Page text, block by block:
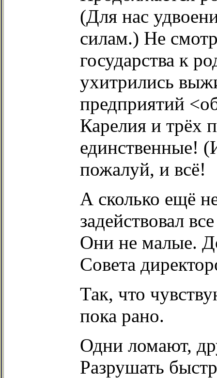
(Для нас
силам.) Не
государства к
ухитрились
предприятий
Карелия и трёх
единственные!
пожалуй, и всё!
А сколько ещё
задействовал
Они не малые.
Совета
Так, что
пока рано.
Одни ломают,
Разрушать